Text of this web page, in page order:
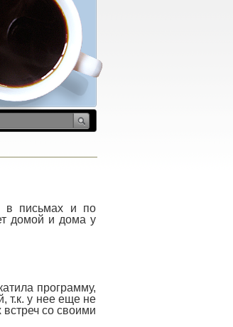
в письмах и по
домой и дома у
программу,
т.к. у нее еще не
со своими